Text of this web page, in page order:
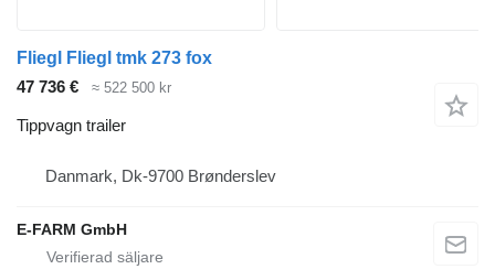
Fliegl Fliegl tmk 273 fox
47 736 €
≈ 522 500 kr
Tippvagn trailer
Danmark, Dk-9700 Brønderslev
E-FARM GmbH